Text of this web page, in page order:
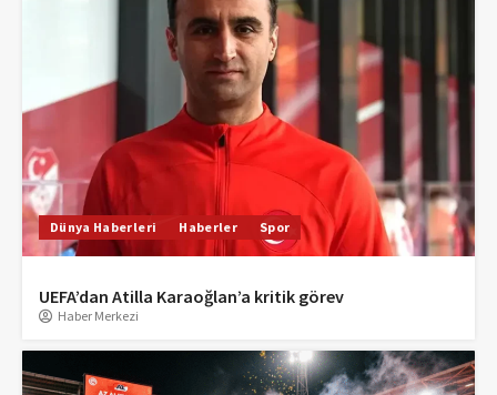
Dünya Haberleri Haberler Spor
UEFA’dan Atilla Karaoğlan’a kritik görev
Haber Merkezi